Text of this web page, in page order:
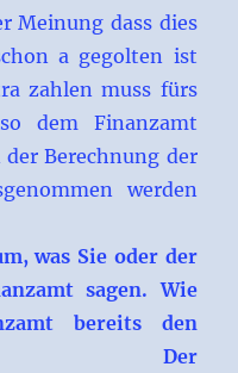
Meinung dass dies
a gegolten ist
zahlen muss fürs
dem Finanzamt
der Berechnung der
werden
was Sie oder der
sagen. Wie
bereits den
Der